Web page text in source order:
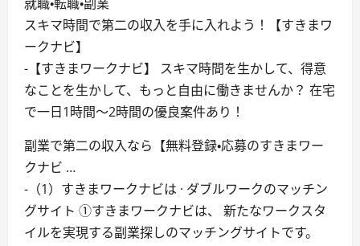
スキマ時間で第二の収入を手に入れよう！【すきまワ
ークナビ】
-【すきまワークナビ】 スキマ時間を生かして、得意
なことを生かして、もっと自由に働きませんか？ 在宅
で一日1時間〜2時間の優良案件あり！
副業で第二の収入なら【無料登録・応募のすきまワー
クナビ …
-（1）すきまワークナビは · ダブルワークのマッチン
グサイト ①すきまワークナビは、 新たなワークスタ
イルを実現する副業探しのマッチングサイトです。